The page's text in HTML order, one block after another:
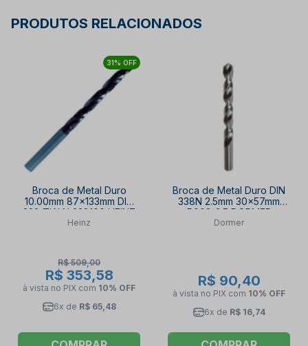
PRODUTOS RELACIONADOS
31% OFF
Broca de Metal Duro
10.00mm 87x133mm DIN
338 TiALN 338100 HEINZ
Heinz
R$ 509,00
R$ 353,58
à vista no PIX com 10% OFF
6x de R$ 65,48
Broca de Metal Duro DIN
338N 2.5mm 30x57mm
R003-2.5 DORMER
Dormer
R$ 90,40
à vista no PIX com 10% OFF
6x de R$ 16,74